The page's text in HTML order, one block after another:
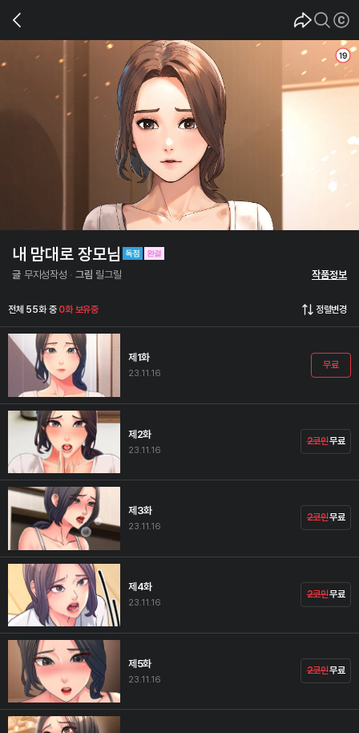
내 맘대로 장모님
글 무지성작성 그림 릴그릴 작품정보
전체 55화 중 0화 보유중 정렬변경
제1화
23.11.16
무료
제2화
23.11.16
2코인무료
제3화
23.11.16
2코인무료
제4화
23.11.16
2코인무료
제5화
23.11.16
2코인무료